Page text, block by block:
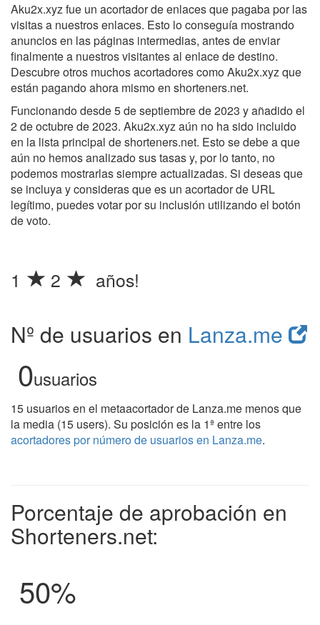
Aku2x.xyz fue un acortador de enlaces que pagaba por las
visitas a nuestros enlaces. Esto lo conseguía mostrando
anuncios en las páginas intermedias, antes de enviar
finalmente a nuestros visitantes al enlace de destino.
Descubre otros muchos acortadores como Aku2x.xyz que
están pagando ahora mismo en shorteners.net.
Funcionando desde 5 de septiembre de 2023 y añadido el
2 de octubre de 2023. Aku2x.xyz aún no ha sido incluido
en la lista principal de shorteners.net. Esto se debe a que
aún no hemos analizado sus tasas y, por lo tanto, no
podemos mostrarlas siempre actualizadas. Si deseas que
se incluya y consideras que es un acortador de URL
legítimo, puedes votar por su inclusión utilizando el botón
de voto.
1 2 años!
Nº de usuarios en Lanza.me
0usuarios
15 usuarios en el metaacortador de Lanza.me menos que
la media (15 users). Su posición es la 1ª entre los
acortadores por número de usuarios en Lanza.me.
Porcentaje de aprobación en
Shorteners.net:
50%